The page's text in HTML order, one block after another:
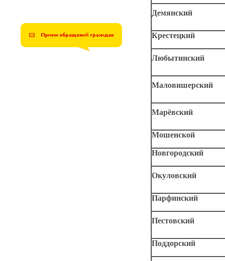
Демянский
Крестецкий
Любытинский
Маловишерский
Марёвский
Мошенской
Новгородский
Окуловский
Парфинский
Пестовский
Поддорский